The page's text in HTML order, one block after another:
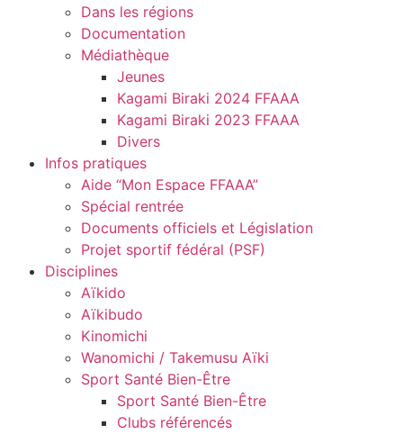
Dans les régions
Documentation
Médiathèque
Jeunes
Kagami Biraki 2024 FFAAA
Kagami Biraki 2023 FFAAA
Divers
Infos pratiques
Aide “Mon Espace FFAAA”
Spécial rentrée
Documents officiels et Législation
Projet sportif fédéral (PSF)
Disciplines
Aïkido
Aïkibudo
Kinomichi
Wanomichi / Takemusu Aïki
Sport Santé Bien-Être
Sport Santé Bien-Être
Clubs référencés